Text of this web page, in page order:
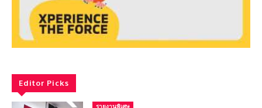
Editor Picks
รายงานพิเศษ